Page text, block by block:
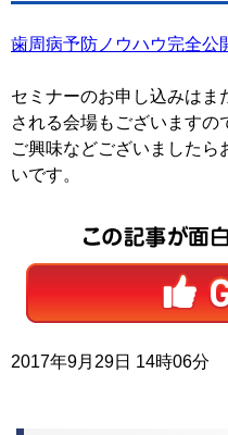
歯周病予防ノウハウ完全公
セミナーのお申し込みはま
される会場もございますの
ご興味などございました
いです。
2017年9月29日 14時06分